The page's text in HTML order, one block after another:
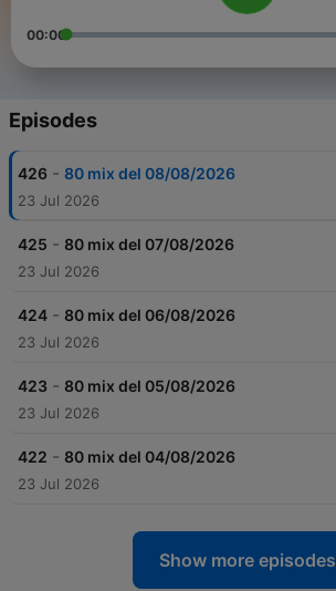
00:00
Episodes
426 - 80 mix del 08/08/2026
23 Jul 2026
425 - 80 mix del 07/08/2026
23 Jul 2026
424 - 80 mix del 06/08/2026
23 Jul 2026
423 - 80 mix del 05/08/2026
23 Jul 2026
422 - 80 mix del 04/08/2026
23 Jul 2026
Show more episodes